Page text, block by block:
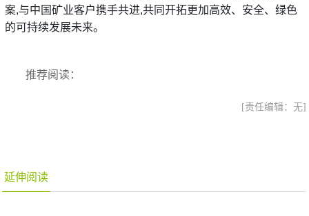
案,与中国矿业客户携手共进,共同开拓更加高效、安全、绿色
的可持续发展未来。
推荐阅读：
[责任编辑：无]
延伸阅读